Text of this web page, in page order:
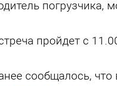
погрузчика,
пройдет с
сообщалось,